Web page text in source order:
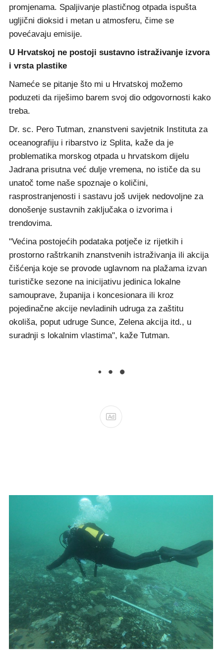
promjenama. Spaljivanje plastičnog otpada ispušta
ugljični dioksid i metan u atmosferu, čime se
povećavaju emisije.
U Hrvatskoj ne postoji sustavno istraživanje izvora
i vrsta plastike
Nameće se pitanje što mi u Hrvatskoj možemo
poduzeti da riješimo barem svoj dio odgovornosti kako
treba.
Dr. sc. Pero Tutman, znanstveni savjetnik Instituta za
oceanografiju i ribarstvo iz Splita, kaže da je
problematika morskog otpada u hrvatskom dijelu
Jadrana prisutna već dulje vremena, no ističe da su
unatoč tome naše spoznaje o količini,
rasprostranjenosti i sastavu još uvijek nedovoljne za
donošenje sustavnih zaključaka o izvorima i
trendovima.
"Većina postojećih podataka potječe iz rijetkih i
prostorno raštrkanih znanstvenih istraživanja ili akcija
čišćenja koje se provode uglavnom na plažama izvan
turističke sezone na inicijativu jedinica lokalne
samouprave, županija i koncesionara ili kroz
pojedinačne akcije nevladinih udruga za zaštitu
okoliša, poput udruge Sunce, Zelena akcija itd., u
suradnji s lokalnim vlastima", kaže Tutman.
Ad